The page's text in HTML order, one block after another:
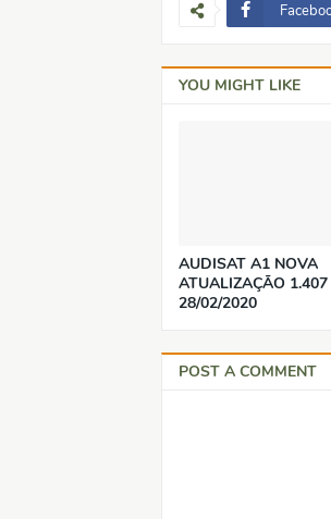
YOU MIGHT LIKE
AUDISAT A1 NOVA
ATUALIZAÇÃO
28/02/2020
POST A COMMENT